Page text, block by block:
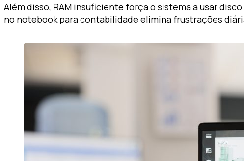
Além disso, RAM insuficiente força o sistema a usar
no notebook para contabilidade elimina frustrações